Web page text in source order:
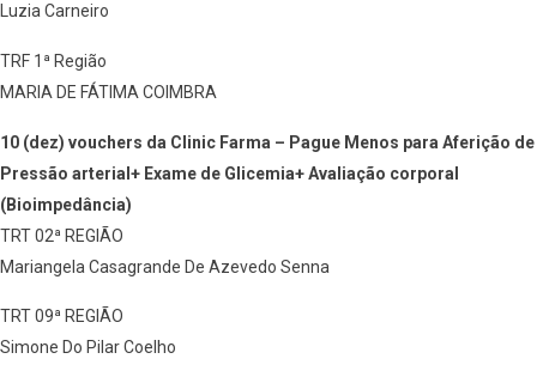
Luzia Carneiro
TRF 1ª Região
MARIA DE FÁTIMA COIMBRA
10 (dez) vouchers da Clinic Farma – Pague Menos para Aferição de
Pressão arterial+ Exame de Glicemia+ Avaliação corporal
(Bioimpedância)
TRT 02ª REGIÃO
Mariangela Casagrande De Azevedo Senna
TRT 09ª REGIÃO
Simone Do Pilar Coelho